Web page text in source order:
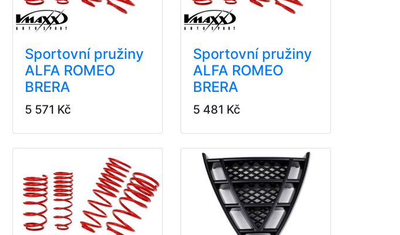
Sportovní pružiny
ALFA ROMEO
BRERA
5 571 Kč
Sportovní pružiny
ALFA ROMEO
BRERA
5 481 Kč